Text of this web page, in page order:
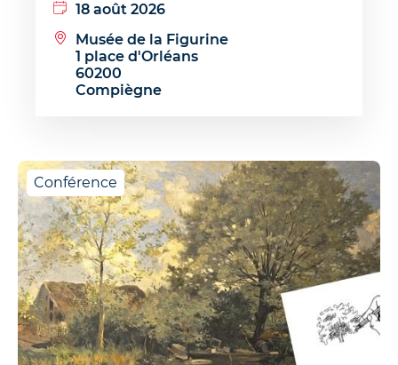
18 août 2026
Musée de la Figurine
1 place d'Orléans
60200
Compiègne
Conférence